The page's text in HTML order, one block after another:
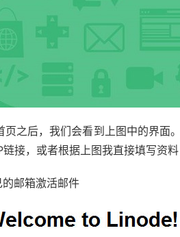
之后，我们会看到上图中的界面
接，或者根据上图我直接填写资
邮箱激活邮件